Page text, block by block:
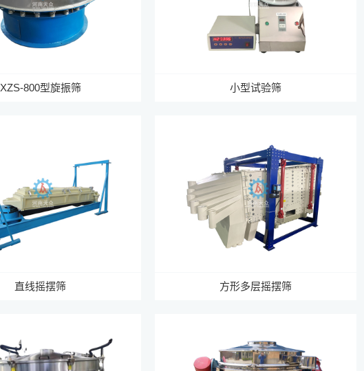
XZS-800型旋振筛 小型试验筛
直线摇摆筛 方形多层摇摆筛